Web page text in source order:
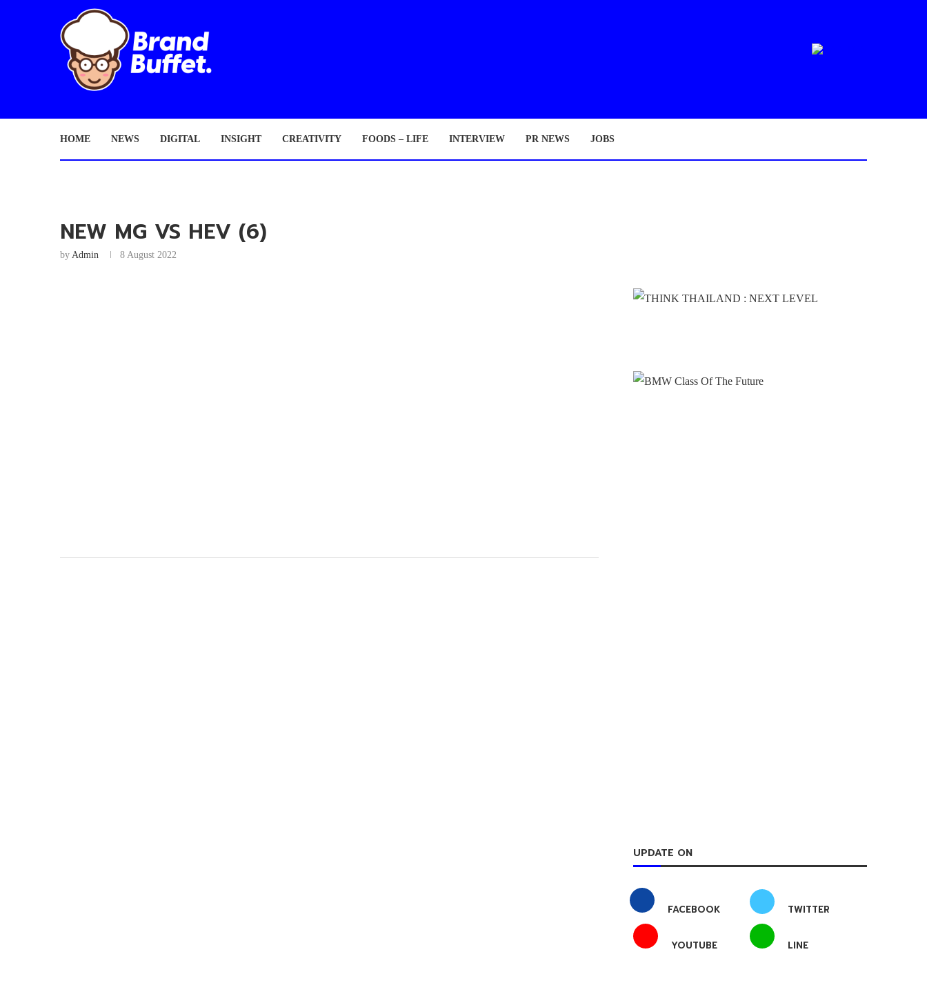
HOME NEWS DIGITAL INSIGHT CREATIVITY FOODS – LIFE INTERVIEW PR NEWS JOBS
NEW MG VS HEV (6)
by Admin 8 August 2022
UPDATE ON
FACEBOOK TWITTER
YOUTUBE LINE